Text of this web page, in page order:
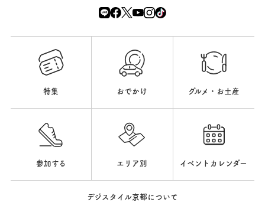
特集 おでかけ グルメ・お土産
参加する エリア別 イベントカレンダー
デジスタイル京都について